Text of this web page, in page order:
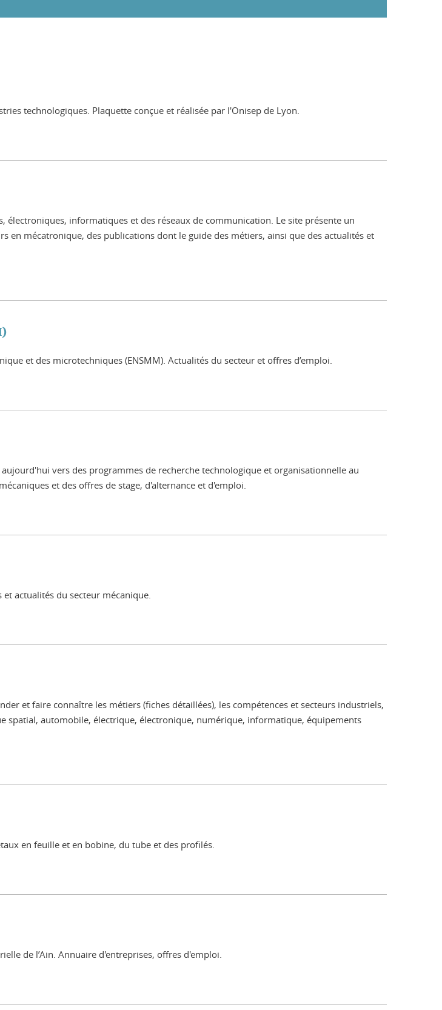
technologiques. Plaquette conçue et réalisée par l'Onisep de Lyon.
informatiques et des réseaux de communication. Le site présente un
en mécatronique, des publications dont le guide des métiers, ainsi que des actualités et
et des microtechniques (ENSMM). Actualités du secteur et offres d’emploi.
vers des programmes de recherche technologique et organisationnelle au
et des offres de stage, d'alternance et d'emploi.
actualités du secteur mécanique.
et faire connaître les métiers (fiches détaillées), les compétences et secteurs industriels,
spatial, automobile, électrique, électronique, numérique, informatique, équipements
en feuille et en bobine, du tube et des profilés.
de l’Ain. Annuaire d'entreprises, offres d'emploi.